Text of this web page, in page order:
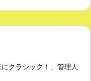
クラシック！」管理人